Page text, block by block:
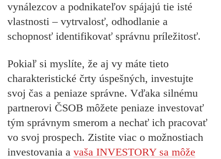
vynálezcov a podnikateľov spájajú tie isté
vlastnosti – vytrvalosť, odhodlanie a
schopnosť identifikovať správnu príležitosť.
Pokiaľ si myslíte, že aj vy máte tieto
charakteristické črty úspešných, investujte
svoj čas a peniaze správne. Vďaka silnému
partnerovi ČSOB môžete peniaze investovať
tým správnym smerom a nechať ich pracovať
vo svoj prospech. Zistite viac o možnostiach
investovania a vaša INVESTORY sa môže